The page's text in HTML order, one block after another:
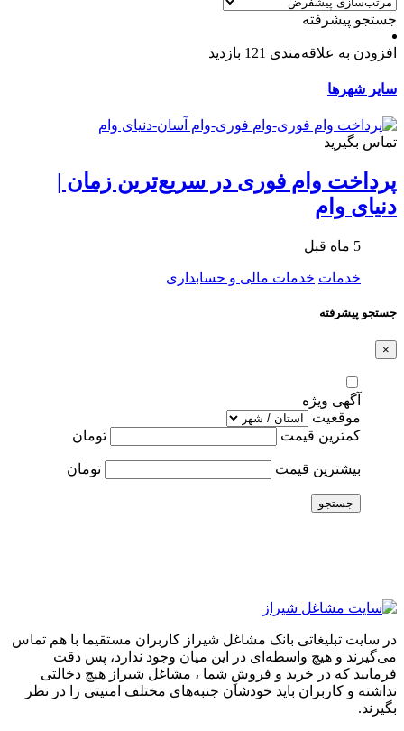
جستجو پیشرفته
افزودن به علاقه‌مندی 121 بازدید
سایر شهرها
تماس بگیرید
پرداخت وام فوری در سریع‌ترین زمان |
دنیای وام
5 ماه قبل
خدمات خدمات مالی و حسابداری
جستجو پیشرفته
×
آگهی ویژه
موقعیت
کمترین قیمت
تومان
بیشترین قیمت تومان
جستجو
در سایت تبلیغاتی بانک مشاغل شیراز کاربران مستقیما با هم تماس
می‌گیرند و هیچ واسطه‌ای در این میان وجود ندارد، پس دقت
فرمایید که در خرید و فروشِ شما ، مشاغل شیراز هیچ دخالتی
نداشته و کاربران باید خودشان جنبه‌های مختلف امنیتی را در نظر
بگیرند.